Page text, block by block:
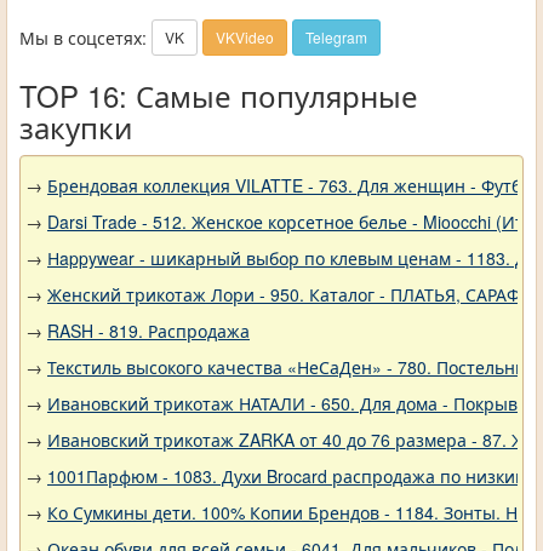
Мы в соцсетях: VK VKVideo Telegram
TOP 16: Самые популярные
закупки
→ Брендовая коллекция VILATTE - 763. Для женщин -
→ Darsi Trade - 512. Женское корсетное белье - Mioocchi
→ Нappywear - шикарный выбор по клевым ценам - 1183.
→ Женский трикотаж Лори - 950. Каталог - ПЛАТЬЯ,
→ RASH - 819. Распродажа
→ Текстиль высокого качества «НеСаДен» - 780.
→ Ивановский трикотаж НАТАЛИ - 650. Для дома -
→ Ивановский трикотаж ZARKA от 40 до 76 размера - 87.
→ 1001Парфюм - 1083. Духи Brocard распродажа по низким
→ Ко Сумкины дети. 100% Копии Брендов - 1184. Зонты.